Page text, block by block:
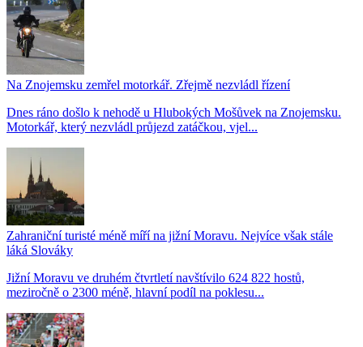
Na Znojemsku zemřel motorkář. Zřejmě nezvládl řízení
Dnes ráno došlo k nehodě u Hlubokých Mošůvek na Znojemsku.
Motorkář, který nezvládl průjezd zatáčkou, vjel...
Zahraniční turisté méně míří na jižní Moravu. Nejvíce však stále
láká Slováky
Jižní Moravu ve druhém čtvrtletí navštívilo 624 822 hostů,
meziročně o 2300 méně, hlavní podíl na poklesu...